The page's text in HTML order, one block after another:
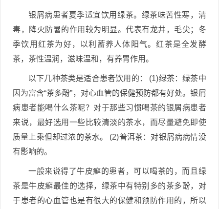
银屑病患者夏季适宜饮用绿茶。绿茶味苦性寒，清
毒，降火防暑的作用较为明显。代表有龙井，毛尖；冬
季饮用红茶为好，以利蓄养人体阳气。红茶是全发酵
茶，茶性温润，滋味温和，有养胃作用。
以下几种茶类是适合患者饮用的： (1)绿茶：绿茶中
因为富含“茶多酚”，对心血管的保健预防都有好处。银屑
病患者能喝什么茶呢？对于那些习惯喝茶的银屑病患者
来说，最好选用一些比较清淡的茶水，而尽量避免即使
质量上乘但却过浓的茶水。 (2)普洱茶：对银屑病病情没
有影响的。
一般来说得了牛皮癣的患者，可以喝茶的，而且绿
茶是牛皮癣最佳的选择，绿茶中有特别多的茶多酚，对
于患者的心血管也是有很大的保健和预防作用的，所以